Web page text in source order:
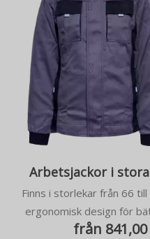
Arbetsjackor i
Finns i storlekar från 66
ergonomisk design för
från